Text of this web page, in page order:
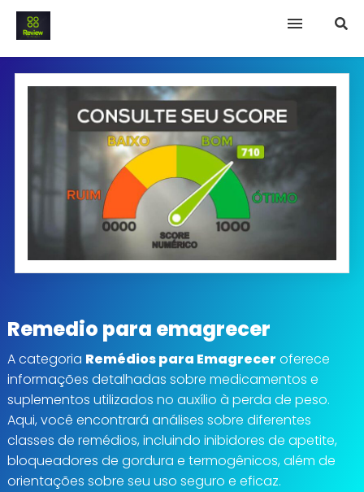
INICIO
Termo e Condições
Política Privacidade
SOBRE NÓS
Remedio para emagrecer
A categoria Remédios para Emagrecer oferece
informações detalhadas sobre medicamentos e
suplementos utilizados no auxílio à perda de peso.
Aqui, você encontrará análises sobre diferentes
classes de remédios, incluindo inibidores de apetite,
bloqueadores de gordura e termogênicos, além de
orientações sobre seu uso seguro e eficaz.